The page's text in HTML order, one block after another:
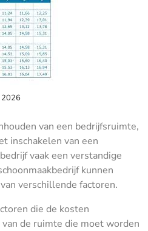
2026
van een bedrijfsruimte,
inschakelen van een
vaak een verstandige
kunnen
verschillende factoren.
die de kosten
de ruimte die moet worden